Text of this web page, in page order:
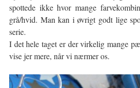
spottede ikke hvor mange
grå/hvid. Man kan i øvrigt godt lige
serie.
I det hele taget er der virkelig mange
vise jer mere, når vi nærmer os.